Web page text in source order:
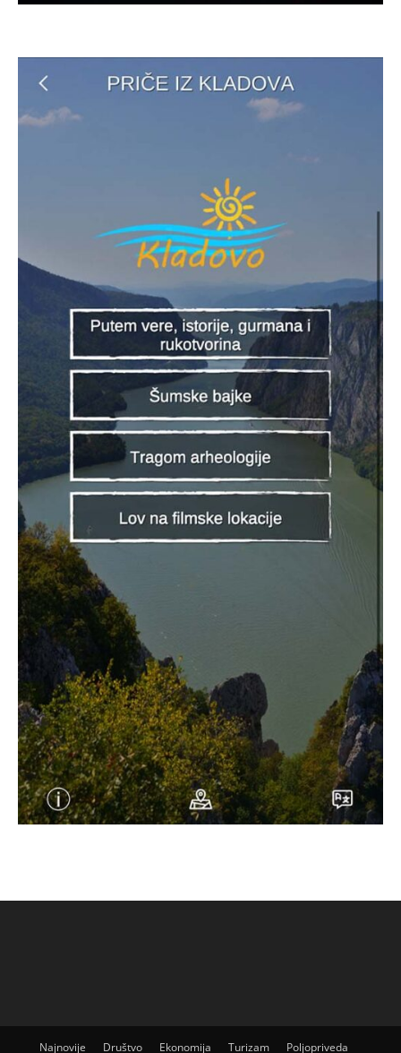
Najnovije Društvo Ekonomija Turizam Poljopriveda